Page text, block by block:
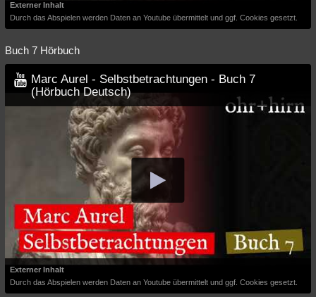
Externer Inhalt
Durch das Abspielen werden Daten an Youtube übermittelt und ggf. Cookies gesetzt.
Buch 7 Hörbuch
Marc Aurel - Selbstbetrachtungen - Buch 7
(Hörbuch Deutsch)
Externer Inhalt
Durch das Abspielen werden Daten an Youtube übermittelt und ggf. Cookies gesetzt.